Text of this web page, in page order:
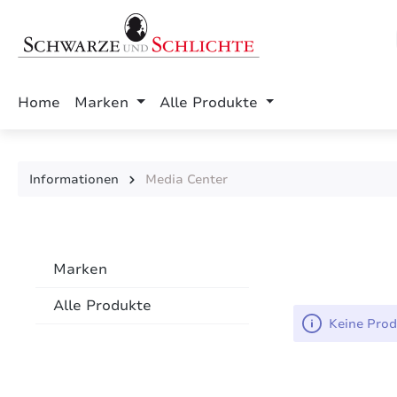
Zur Hauptnavigation springen
Home Marken Alle Produkte
Informationen Media Center
Marken
Alle Produkte
Keine